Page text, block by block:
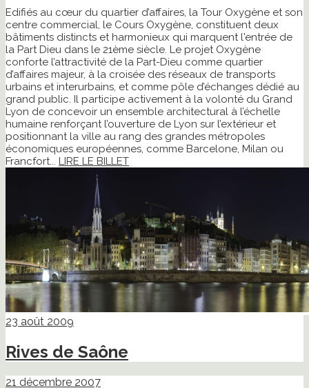
Edifiés au cœur du quartier d’affaires, la Tour Oxygène et son
centre commercial, le Cours Oxygène, constituent deux
bâtiments distincts et harmonieux qui marquent l'entrée de
la Part Dieu dans le 21ème siècle. Le projet Oxygène
conforte l’attractivité de la Part-Dieu comme quartier
d’affaires majeur, à la croisée des réseaux de transports
urbains et interurbains, et comme pôle d’échanges dédié au
grand public. Il participe activement à la volonté du Grand
Lyon de concevoir un ensemble architectural à l’échelle
humaine renforçant l’ouverture de Lyon sur l’extérieur et
positionnant la ville au rang des grandes métropoles
économiques européennes, comme Barcelone, Milan ou
Francfort... LIRE LE BILLET
23 août 2009
Rives de Saône
21 décembre 2007